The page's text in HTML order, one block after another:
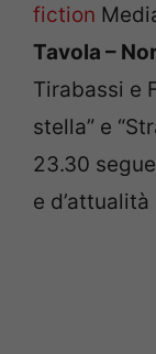
fiction
Tavola –
Tirabassi e
stella” e
23.30
e